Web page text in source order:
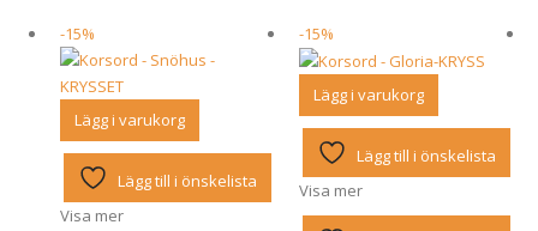
-15%
Lägg i varukorg
Lägg till i önskelista
Visa mer
-15%
Lägg i varukorg
Lägg till i önskelista
Visa mer